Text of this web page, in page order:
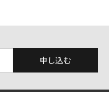
申し込む